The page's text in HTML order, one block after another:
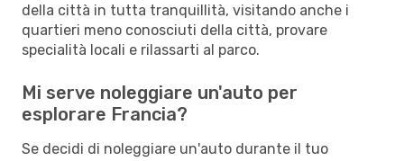
della città in tutta tranquillità, visitando anche i
quartieri meno conosciuti della città, provare
specialità locali e rilassarti al parco.
Mi serve noleggiare un'auto per
esplorare Francia?
Se decidi di noleggiare un'auto durante il tuo